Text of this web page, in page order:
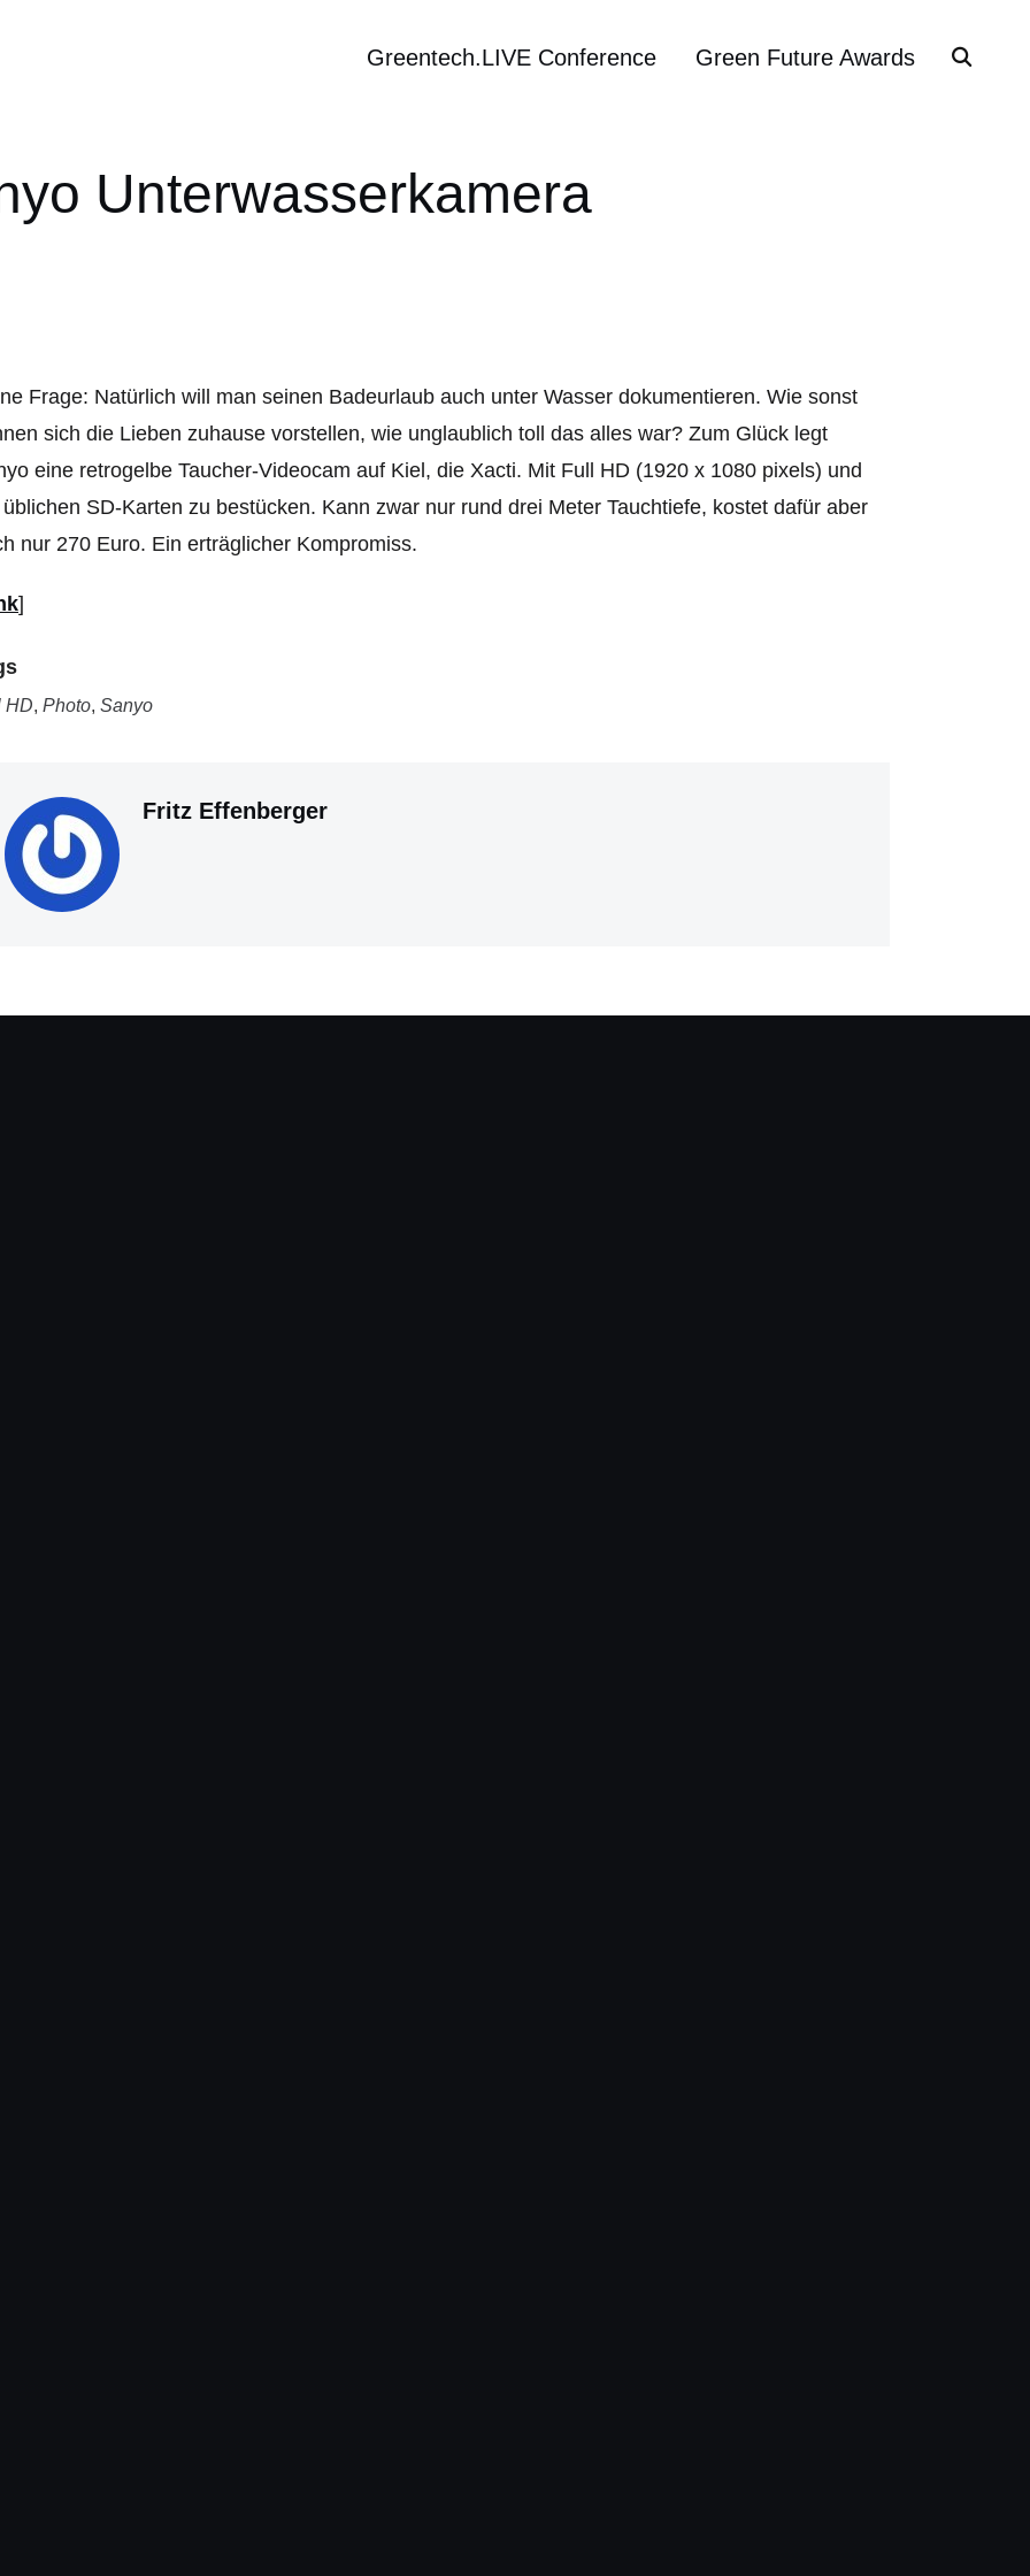
Greentech.LIVE Conference Green Future Awards
Unterwasserkamera
Frage: Natürlich will man seinen Badeurlaub auch unter Wasser dokumentieren. Wie sonst
sich die Lieben zuhause vorstellen, wie unglaublich toll das alles war? Zum Glück legt
eine retrogelbe Taucher-Videocam auf Kiel, die Xacti. Mit Full HD (1920 x 1080 pixels) und
üblichen SD-Karten zu bestücken. Kann zwar nur rund drei Meter Tauchtiefe, kostet dafür aber
nur 270 Euro. Ein erträglicher Kompromiss.
]
HD, Photo, Sanyo
Fritz Effenberger